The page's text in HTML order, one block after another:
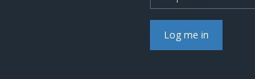
Log me in